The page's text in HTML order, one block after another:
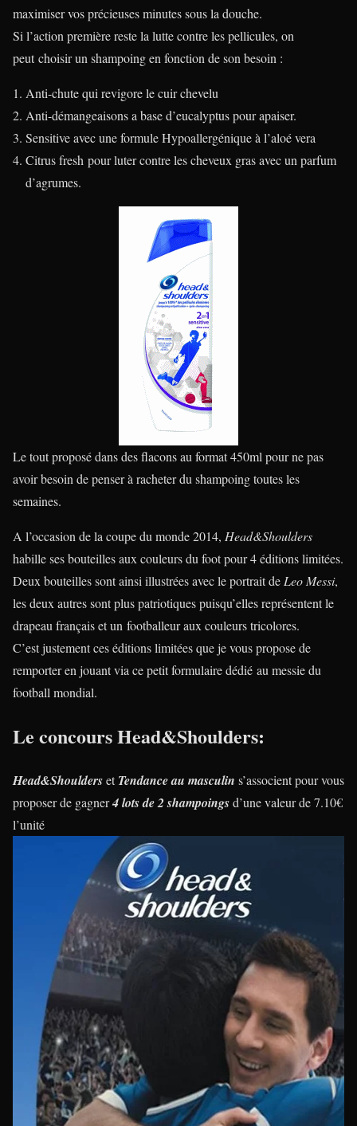
maximiser vos précieuses minutes sous la douche.
Si l’action première reste la lutte contre les pellicules, on
peut choisir un shampoing en fonction de son besoin :
Anti-chute qui revigore le cuir chevelu
Anti-démangeaisons a base d’eucalyptus pour apaiser.
Sensitive avec une formule Hypoallergénique à l’aloé vera
Citrus fresh pour luter contre les cheveux gras avec un parfum
d’agrumes.
Le tout proposé dans des flacons au format 450ml pour ne pas
avoir besoin de penser à racheter du shampoing toutes les
semaines.
A l’occasion de la coupe du monde 2014, Head&Shoulders
habille ses bouteilles aux couleurs du foot pour 4 éditions limitées.
Deux bouteilles sont ainsi illustrées avec le portrait de Leo Messi,
les deux autres sont plus patriotiques puisqu’elles représentent le
drapeau français et un footballeur aux couleurs tricolores.
C’est justement ces éditions limitées que je vous propose de
remporter en jouant via ce petit formulaire dédié au messie du
football mondial.
Le concours Head&Shoulders:
Head&ShouldersetTendance au masculin s’associent pour vous
proposer de gagner4 lots de 2 shampoingsd’une valeur de 7.10€
l’unité